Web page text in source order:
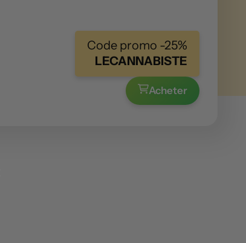
Code promo -25%
LECANNABISTE
Acheter